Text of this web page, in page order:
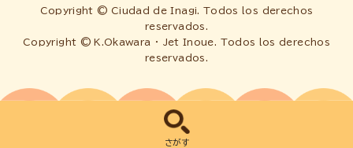
さがす
Copyright © Ciudad de Inagi. Todos los derechos
reservados.
Copyright © K.Okawara ・ Jet Inoue. Todos los derechos
reservados.